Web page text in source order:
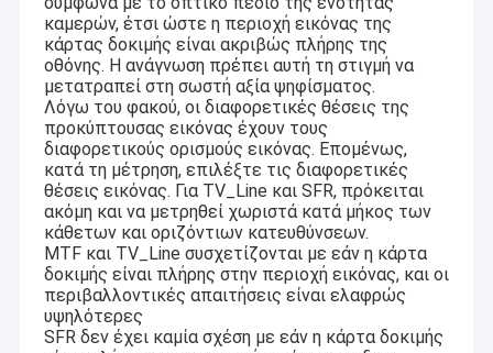
καμερών, έτσι ώστε η περιοχή εικόνας της
κάρτας δοκιμής είναι ακριβώς πλήρης της
οθόνης. Η ανάγνωση πρέπει αυτή τη στιγμή να
μετατραπεί στη σωστή αξία ψηφίσματος.
Λόγω του φακού, οι διαφορετικές θέσεις της
προκύπτουσας εικόνας έχουν τους
διαφορετικούς ορισμούς εικόνας. Επομένως,
κατά τη μέτρηση, επιλέξτε τις διαφορετικές
θέσεις εικόνας. Για TV_Line και SFR, πρόκειται
ακόμη και να μετρηθεί χωριστά κατά μήκος των
κάθετων και οριζόντιων κατευθύνσεων.
MTF και TV_Line συσχετίζονται με εάν η κάρτα
δοκιμής είναι πλήρης στην περιοχή εικόνας, και οι
περιβαλλοντικές απαιτήσεις είναι ελαφρώς
υψηλότερες
SFR δεν έχει καμία σχέση με εάν η κάρτα δοκιμής